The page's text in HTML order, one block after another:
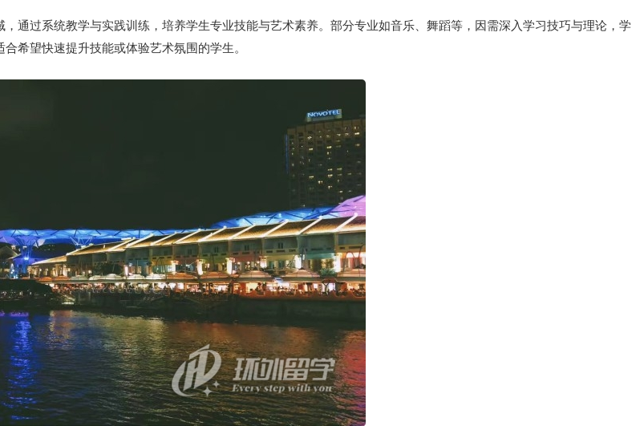
通过系统教学与实践训练，培养学生专业技能与艺术素养。部分专业如音乐、舞蹈等，因需深入学习技巧与理论，学
希望快速提升技能或体验艺术氛围的学生。